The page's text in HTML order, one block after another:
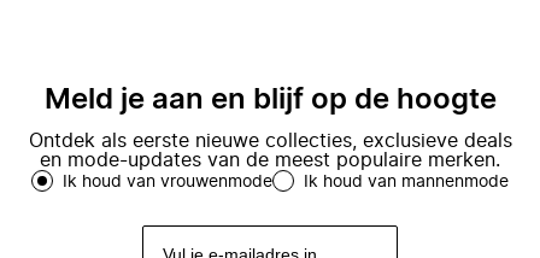
Meld je aan en blijf op de hoogte
Ontdek als eerste nieuwe collecties, exclusieve deals
en mode-updates van de meest populaire merken.
Ik houd van vrouwenmode Ik houd van mannenmode